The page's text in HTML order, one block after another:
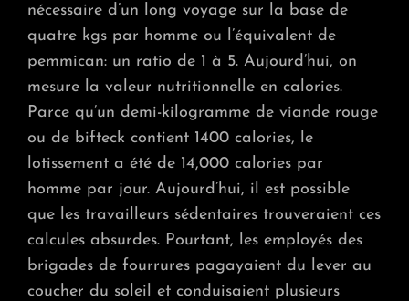
nécessaire d’un long voyage sur la base de
quatre kgs par homme ou l’équivalent de
pemmican: un ratio de 1 à 5. Aujourd’hui, on
mesure la valeur nutritionnelle en calories.
Parce qu’un demi-kilogramme de viande rouge
ou de bifteck contient 1400 calories, le
lotissement a été de 14,000 calories par
homme par jour. Aujourd’hui, il est possible
que les travailleurs sédentaires trouveraient ces
calcules absurdes. Pourtant, les employés des
brigades de fourrures pagayaient du lever au
coucher du soleil et conduisaient plusieurs